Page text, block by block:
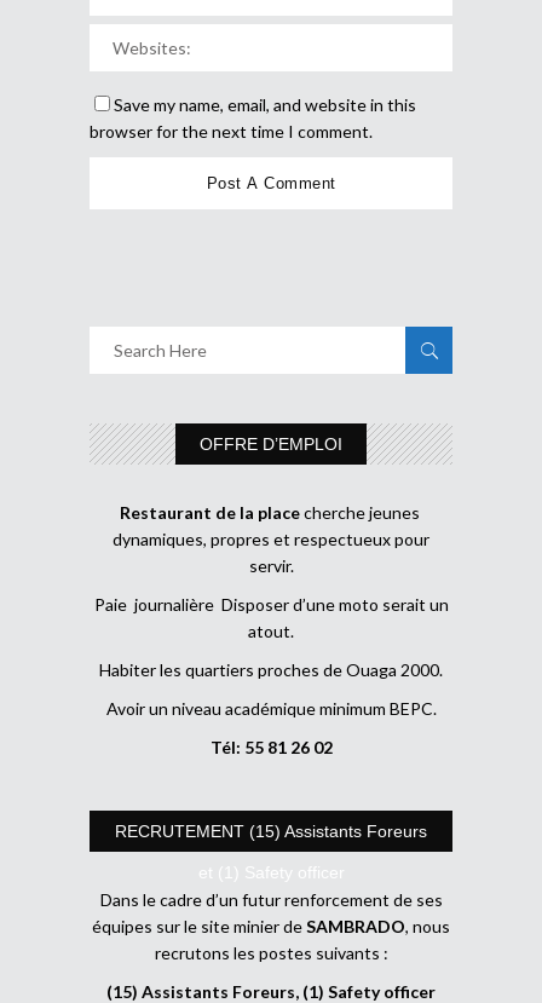
Save my name, email, and website in this
browser for the next time I comment.
OFFRE D’EMPLOI
Restaurant de la placecherche jeunes
dynamiques, propres et respectueux pour
servir.
Paie journalière Disposer d’une moto serait un
atout.
Habiter les quartiers proches de Ouaga 2000.
Avoir un niveau académique minimum BEPC.
Tél: 55 81 26 02
RECRUTEMENT (15) Assistants Foreurs
et (1) Safety officer
Dans le cadre d’un futur renforcement de ses
équipes sur le site minier deSAMBRADO, nous
recrutons les postes suivants :
(15) Assistants Foreurs, (1) Safety officer